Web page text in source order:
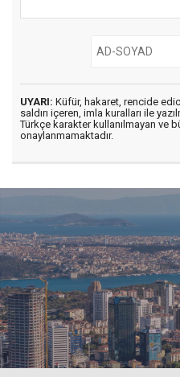
UYARI: Küfür, hakaret, rencide
saldırı içeren, imla kuralları ile
Türkçe karakter kullanılmayan ve
onaylanmamaktadır.